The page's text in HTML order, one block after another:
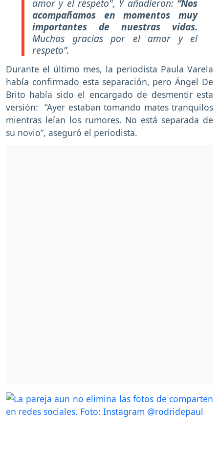
amor y el respeto", Y añadieron: “Nos
acompañamos en momentos muy
importantes de nuestras vidas.
Muchas gracias por el amor y el
respeto”.
Durante el último mes, la periodista Paula Varela
había confirmado esta separación, pero Ángel De
Brito había sido el encargado de desmentir esta
versión: “Ayer estaban tomando mates tranquilos
mientras leían los rumores. No está separada de
su novio”, aseguró el periodista.